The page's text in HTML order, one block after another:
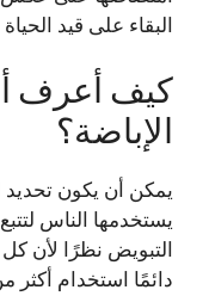
البقاء على قيد
كيف أعرف
الإباضة؟
يمكن أن يكون تحديد
يستخدمها الناس لتتبع
التبويض نظرًا لأن
دائمًا استخدام